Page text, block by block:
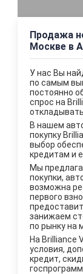
Продажа
Москве в
У нас Вы
по самым
постоянно
спрос на
откладывать
В нашем
покупку
выбор
кредитам и
Мы
покупки,
возможна
первого
занижаем
по рынку на
На Brilliance
условия,
кредит,